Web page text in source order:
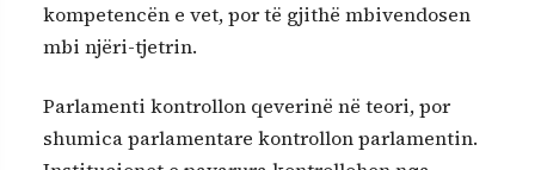
kompetencën e vet, por të gjithë mbivendosen
mbi njëri-tjetrin.
Parlamenti kontrollon qeverinë në teori, por
shumica parlamentare kontrollon parlamentin.